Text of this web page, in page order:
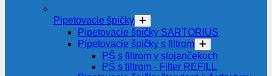
Pipetovacie špičky
Pipetovacie špičky SARTORIUS
Pipetovacie špičky s filtrom
PŠ s filtrom v stojančekoch
PŠ s filtrom - Filter REFILL